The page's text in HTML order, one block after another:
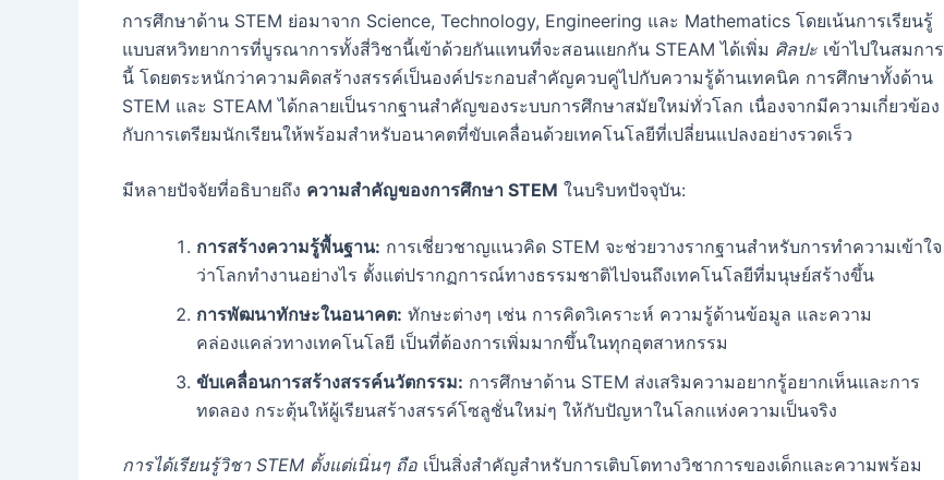
การศึกษาด้าน STEM ย่อมาจาก Science, Technology, Engineering และ Mathematics โดยเน้นการเรียนรู้
แบบสหวิทยาการที่บูรณาการทั้งสี่วิชานี้เข้าด้วยกันแทนที่จะสอนแยกกัน STEAM ได้เพิ่ม ศิลปะ เข้าไปในสมการ
นี้ โดยตระหนักว่าความคิดสร้างสรรค์เป็นองค์ประกอบสำคัญควบคู่ไปกับความรู้ด้านเทคนิค การศึกษาทั้งด้าน
STEM และ STEAM ได้กลายเป็นรากฐานสำคัญของระบบการศึกษาสมัยใหม่ทั่วโลก เนื่องจากมีความเกี่ยวข้อง
กับการเตรียมนักเรียนให้พร้อมสำหรับอนาคตที่ขับเคลื่อนด้วยเทคโนโลยีที่เปลี่ยนแปลงอย่างรวดเร็ว
มีหลายปัจจัยที่อธิบายถึง ความสำคัญของการศึกษา STEM ในบริบทปัจจุบัน:
การสร้างความรู้พื้นฐาน: การเชี่ยวชาญแนวคิด STEM จะช่วยวางรากฐานสำหรับการทำความเข้าใจ
ว่าโลกทำงานอย่างไร ตั้งแต่ปรากฏการณ์ทางธรรมชาติไปจนถึงเทคโนโลยีที่มนุษย์สร้างขึ้น
การพัฒนาทักษะในอนาคต: ทักษะต่างๆ เช่น การคิดวิเคราะห์ ความรู้ด้านข้อมูล และความ
คล่องแคล่วทางเทคโนโลยี เป็นที่ต้องการเพิ่มมากขึ้นในทุกอุตสาหกรรม
ขับเคลื่อนการสร้างสรรค์นวัตกรรม: การศึกษาด้าน STEM ส่งเสริมความอยากรู้อยากเห็นและการ
ทดลอง กระตุ้นให้ผู้เรียนสร้างสรรค์โซลูชั่นใหม่ๆ ให้กับปัญหาในโลกแห่งความเป็นจริง
การได้เรียนรู้วิชา STEM ตั้งแต่เนิ่นๆ ถือ เป็นสิ่งสำคัญสำหรับการเติบโตทางวิชาการของเด็กและความพร้อม